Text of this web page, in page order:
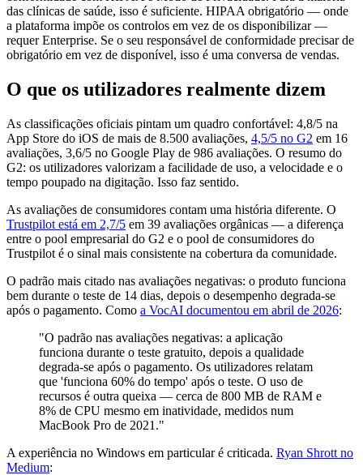
das clínicas de saúde, isso é suficiente. HIPAA obrigatório — onde
a plataforma impõe os controlos em vez de os disponibilizar —
requer Enterprise. Se o seu responsável de conformidade precisar de
obrigatório em vez de disponível, isso é uma conversa de vendas.
O que os utilizadores realmente dizem
As classificações oficiais pintam um quadro confortável: 4,8/5 na
App Store do iOS de mais de 8.500 avaliações, 4,5/5 no G2 em 16
avaliações, 3,6/5 no Google Play de 986 avaliações. O resumo do
G2: os utilizadores valorizam a facilidade de uso, a velocidade e o
tempo poupado na digitação. Isso faz sentido.
As avaliações de consumidores contam uma história diferente. O
Trustpilot está em 2,7/5 em 39 avaliações orgânicas — a diferença
entre o pool empresarial do G2 e o pool de consumidores do
Trustpilot é o sinal mais consistente na cobertura da comunidade.
O padrão mais citado nas avaliações negativas: o produto funciona
bem durante o teste de 14 dias, depois o desempenho degrada-se
após o pagamento. Como a VocAI documentou em abril de 2026:
"O padrão nas avaliações negativas: a aplicação
funciona durante o teste gratuito, depois a qualidade
degrada-se após o pagamento. Os utilizadores relatam
que 'funciona 60% do tempo' após o teste. O uso de
recursos é outra queixa — cerca de 800 MB de RAM e
8% de CPU mesmo em inatividade, medidos num
MacBook Pro de 2021."
A experiência no Windows em particular é criticada. Ryan Shrott no
Medium: